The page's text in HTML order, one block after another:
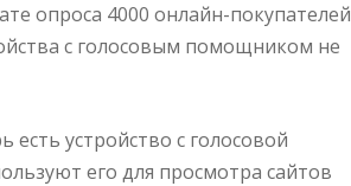
опроса 4000 онлайн-покупателей
с голосовым помощником не
есть устройство с голосовой
его для просмотра сайтов